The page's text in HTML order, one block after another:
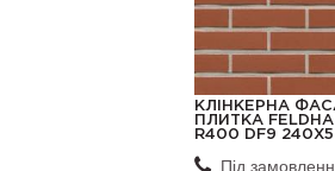
КЛІНКЕРНА
ПЛИТКА
R400 DF9
Під